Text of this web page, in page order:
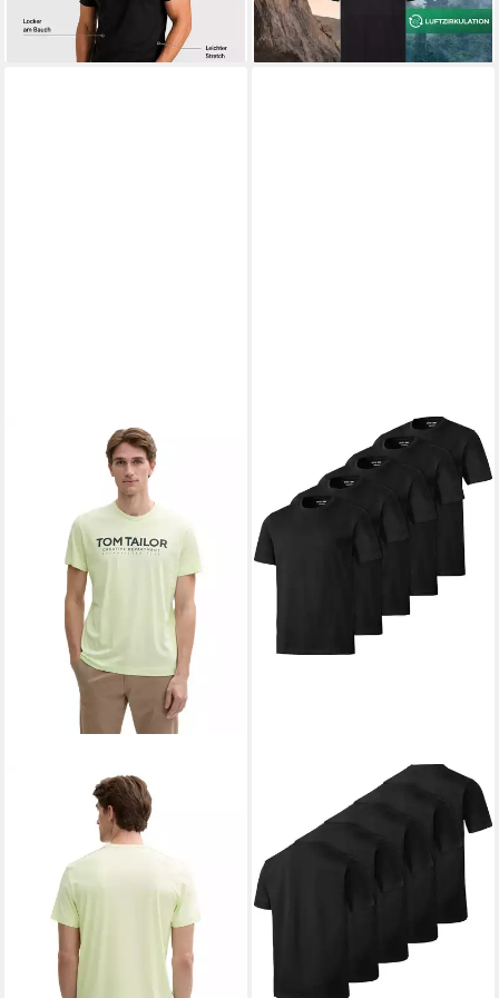
Schweiß-Geruch, Outdoor &
Funktionsshirt